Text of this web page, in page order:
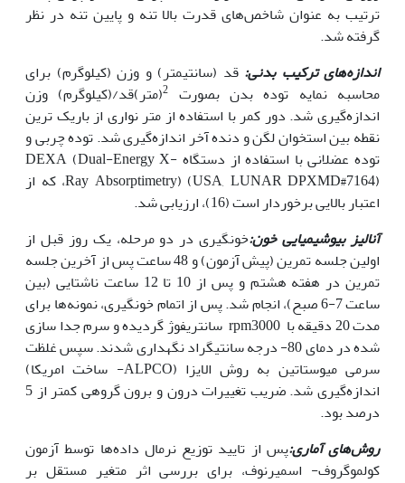
ترتیب به عنوان شاخص‌های قدرت بالا تنه و پایین تنه در نظر
گرفته شد.
اندازه‌های ترکیب بدنی: قد (سانتیمتر) و وزن (کیلوگرم) برای
محاسبه نمایه توده بدن بصورت 2(متر)قد/(کیلوگرم) وزن
اندازه‌گیری شد. دور کمر با استفاده از متر نواری از باریک‌ ترین
نقطه بین استخوان لگن و دنده آخر اندازه‌گیری شد. توده چربی و
توده عضلانی با استفاده از دستگاه DEXA (Dual-Energy X-
Ray Absorptimetry) (USA, LUNAR DPXMD#7164)، که از
اعتبار بالایی برخوردار است (16)، ارزیابی شد.
آنالیز بیوشیمیایی خون:خونگیری در دو مرحله، یک روز قبل از
اولین جلسه تمرین (پیش آزمون) و 48 ساعت پس از آخرین جلسه
تمرین در هفته هشتم و پس از 10 تا 12 ساعت ناشتایی (بین
ساعت 7-6 صبح)، انجام شد. پس از اتمام خونگیری، نمونه‌ها برای
مدت 20 دقیقه با rpm3000 سانتریفوژ گردیده و سرم جدا سازی
شده در دمای 80- درجه سانتیگراد نگهداری شدند. سپس غلظت
سرمی میوستاتین به روش الایزا (ALPCO- ساخت امریکا)
اندازه‌گیری شد. ضریب تغییرات درون و برون گروهی کمتر از 5
درصد بود.
روش‌های آماری:پس از تایید توزیع نرمال داده‌ها توسط آزمون
کولموگروف- اسمیرنوف، برای بررسی اثر متغیر مستقل بر